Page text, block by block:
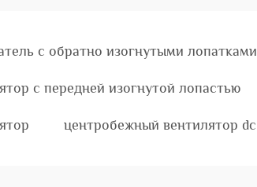
с обратно изогнутыми лопатками
с передней изогнутой лопастью
центробежный вентилятор dc